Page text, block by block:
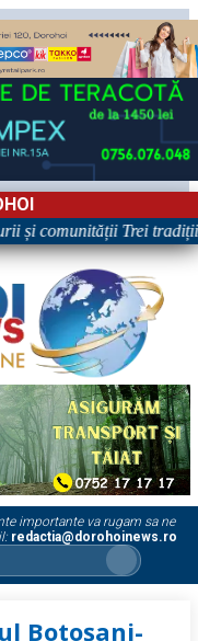
comunității Trei tradiții.
importante va rugam sa ne
redactia@dorohoinews.ro
Botoșani-